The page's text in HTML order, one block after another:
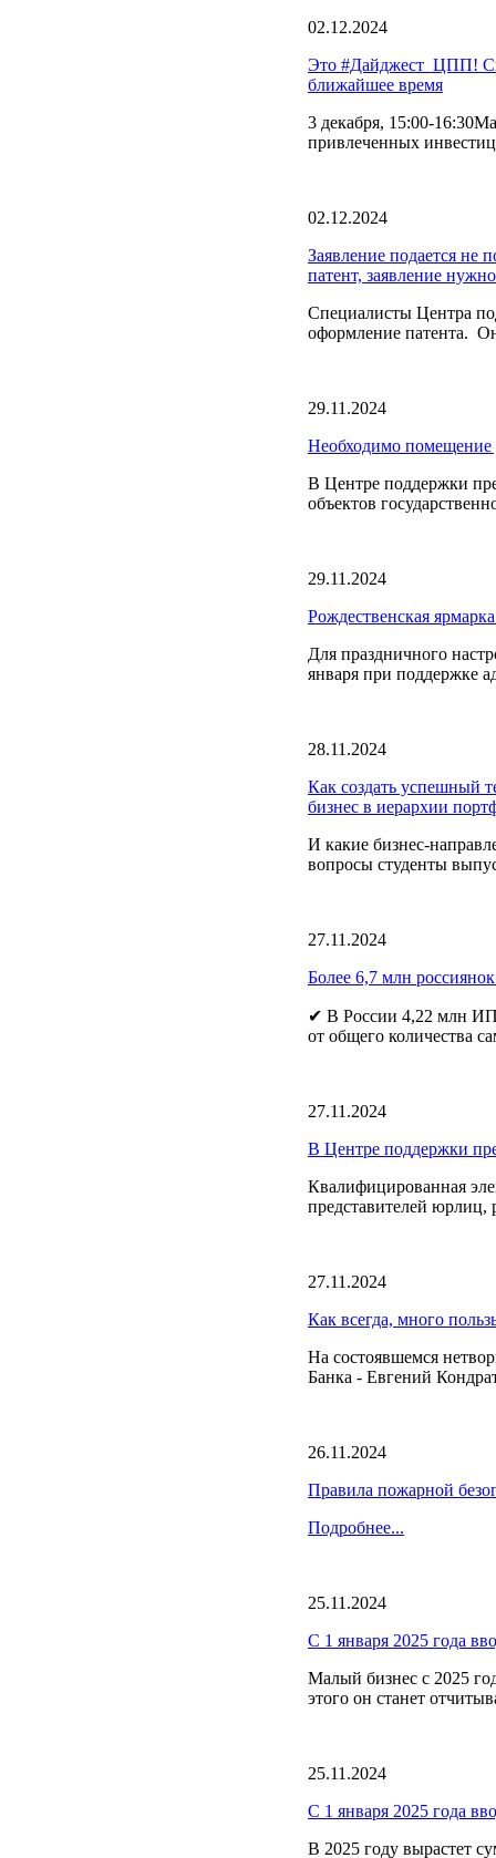
02.12.2024
Это #Дайджест_ЦПП!
ближайшее время
3 декабря, 15:00-
привлеченных
02.12.2024
Заявление подается не
патент, заявление
Специалисты Центра
оформление патента.
29.11.2024
Необходимо помещение
В Центре поддержки
объектов
29.11.2024
Рождественская
Для праздничного
января при поддержке
28.11.2024
Как создать успешный
бизнес в иерархии
И какие бизнес-
вопросы студенты
27.11.2024
Более 6,7 млн
✔ В России 4,22 млн
от общего количества
27.11.2024
В Центре поддержки
Квалифицированная
представителей
27.11.2024
Как всегда, много
На состоявшемся
Банка - Евгений
26.11.2024
Правила пожарной
Подробнее...
25.11.2024
С 1 января 2025 года
Малый бизнес с 2025
этого он станет
25.11.2024
С 1 января 2025 года
В 2025 году вырастет